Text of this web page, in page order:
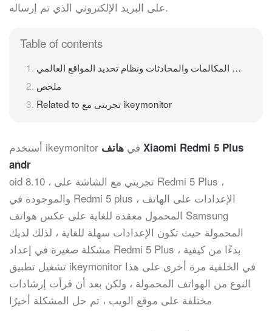
على البريد الإلكتروني الذي تم إرساله.
Table of contents
ملخص
Related to تجربتي مع ikeymonitor
أستخدم ikeymonitor في هاتف Xiaomi Redmi 5 Plus
andr
oid 8.10 ، تجربتي مع الشاشة على Redmi 5 Plus ،
والموجودة في Redmi 5 plus ، الإعدادات على الهاتف
المحمول معقدة للغاية على عكس هواتف Samsung
المحمولة حيث تكون الإعدادات سهلة للغاية ، لذلك لديك
مشكلة صغيرة في إعداد Redmi 5 Plus ، بدءًا من كيفية
تشغيل تطبيق ikeymonitor في الخلفية مرة أخرى على هذا
النوع من الهواتف المحمولة ، ولكن بعد أن قرأت إرشادات
مختلفة على موقع الويب ، تم حل المشكلة أخيرًا